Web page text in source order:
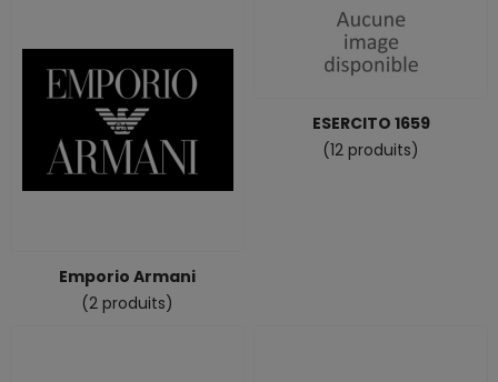
Emporio Armani
(2 produits)
ESERCITO 1659
(12 produits)